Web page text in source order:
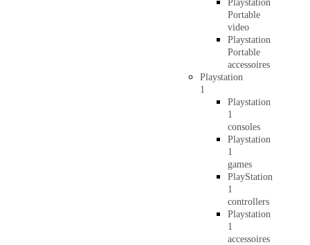
Playstation
Portable
video
Playstation
Portable
accessoires
Playstation
1
Playstation
1
consoles
Playstation
1
games
PlayStation
1
controllers
Playstation
1
accessoires